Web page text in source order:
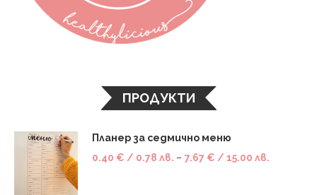
ПРОДУКТИ
Планер за седмично меню
0.40 € / 0.78 лв. – 7.67 € / 15.00 лв.